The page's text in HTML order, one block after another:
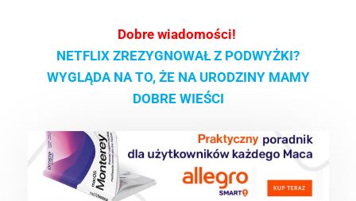
Dobre wiadomości!
NETFLIX ZREZYGNOWAŁ Z PODWYŻKI?
WYGLĄDA NA TO, ŻE NA URODZINY MAMY
DOBRE WIEŚCI